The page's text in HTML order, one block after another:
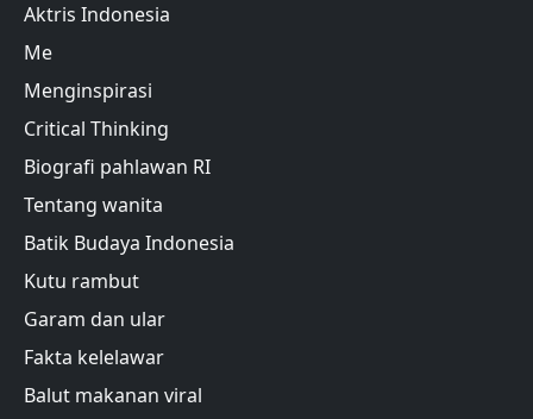
Aktris Indonesia
Me
Menginspirasi
Critical Thinking
Biografi pahlawan RI
Tentang wanita
Batik Budaya Indonesia
Kutu rambut
Garam dan ular
Fakta kelelawar
Balut makanan viral